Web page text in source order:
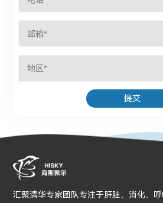
提交
汇聚清华专家团队专注于肝脏、消化、